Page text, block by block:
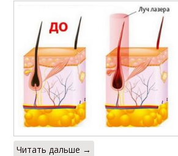
Читать дальше →